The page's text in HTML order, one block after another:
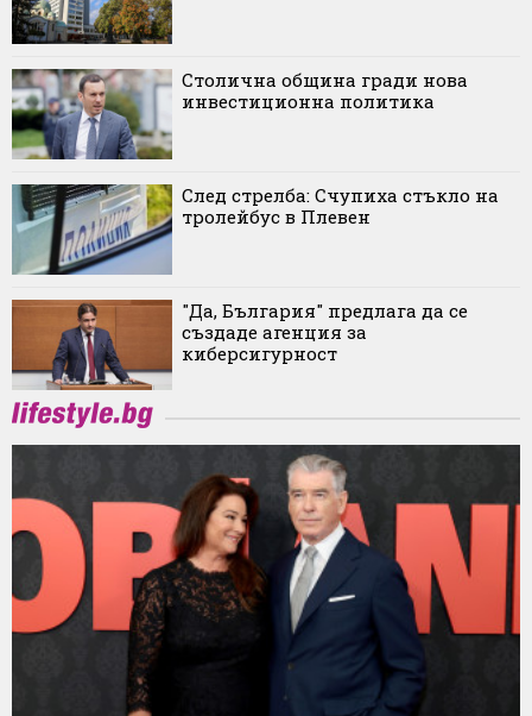
Столична община гради нова
инвестиционна политика
След стрелба: Счупиха стъкло на
тролейбус в Плевен
"Да, България" предлага да се
създаде агенция за
киберсигурност